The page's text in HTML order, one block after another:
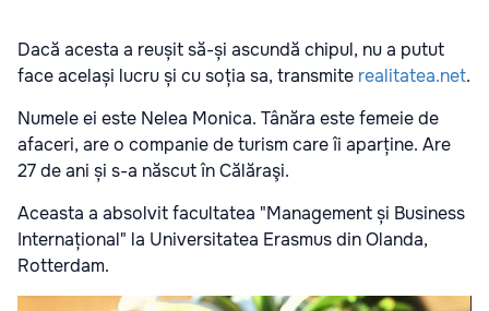
Dacă acesta a reușit să-și ascundă chipul, nu a putut
face același lucru și cu soția sa, transmite realitatea.net.
Numele ei este Nelea Monica. Tânăra este femeie de
afaceri, are o companie de turism care îi aparține. Are
27 de ani și s-a născut în Călăraşi.
Aceasta a absolvit facultatea "Management și Business
Internațional" la Universitatea Erasmus din Olanda,
Rotterdam.